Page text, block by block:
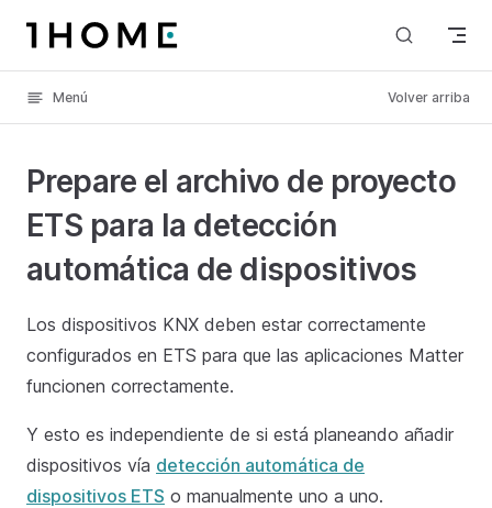
Skip to content
Menú Volver arriba
Prepare el archivo de proyecto
ETS para la detección
automática de dispositivos
Los dispositivos KNX deben estar correctamente
configurados en ETS para que las aplicaciones Matter
funcionen correctamente.
Y esto es independiente de si está planeando añadir
dispositivos vía detección automática de
dispositivos ETS o manualmente uno a uno.